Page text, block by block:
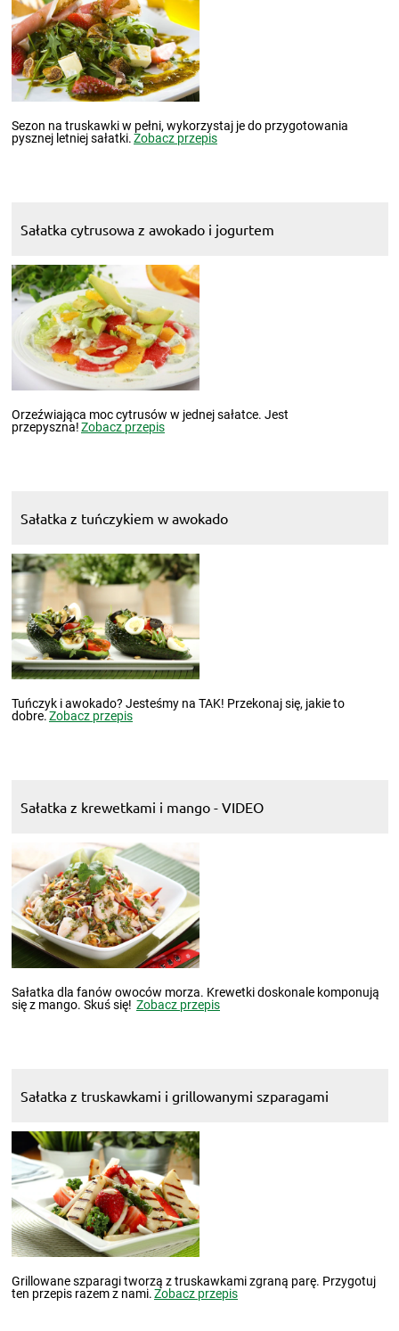
Sezon na truskawki w pełni, wykorzystaj je do przygotowania
pysznej letniej sałatki.Zobacz przepis
Sałatka cytrusowa z awokado i jogurtem
Orzeźwiająca moc cytrusów w jednej sałatce. Jest
przepyszna!Zobacz przepis
Sałatka z tuńczykiem w awokado
Tuńczyk i awokado? Jesteśmy na TAK! Przekonaj się, jakie to
dobre.Zobacz przepis
Sałatka z krewetkami i mango - VIDEO
Sałatka dla fanów owoców morza. Krewetki doskonale komponują
się z mango. Skuś się! Zobacz przepis
Sałatka z truskawkami i grillowanymi szparagami
Grillowane szparagi tworzą z truskawkami zgraną parę. Przygotuj
ten przepis razem z nami.Zobacz przepis